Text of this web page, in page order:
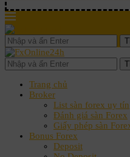
Trang chủ
Broker
List sàn forex uy tín
Đánh giá sàn Forex
Giấy phép sàn
Bonus Forex
Deposit